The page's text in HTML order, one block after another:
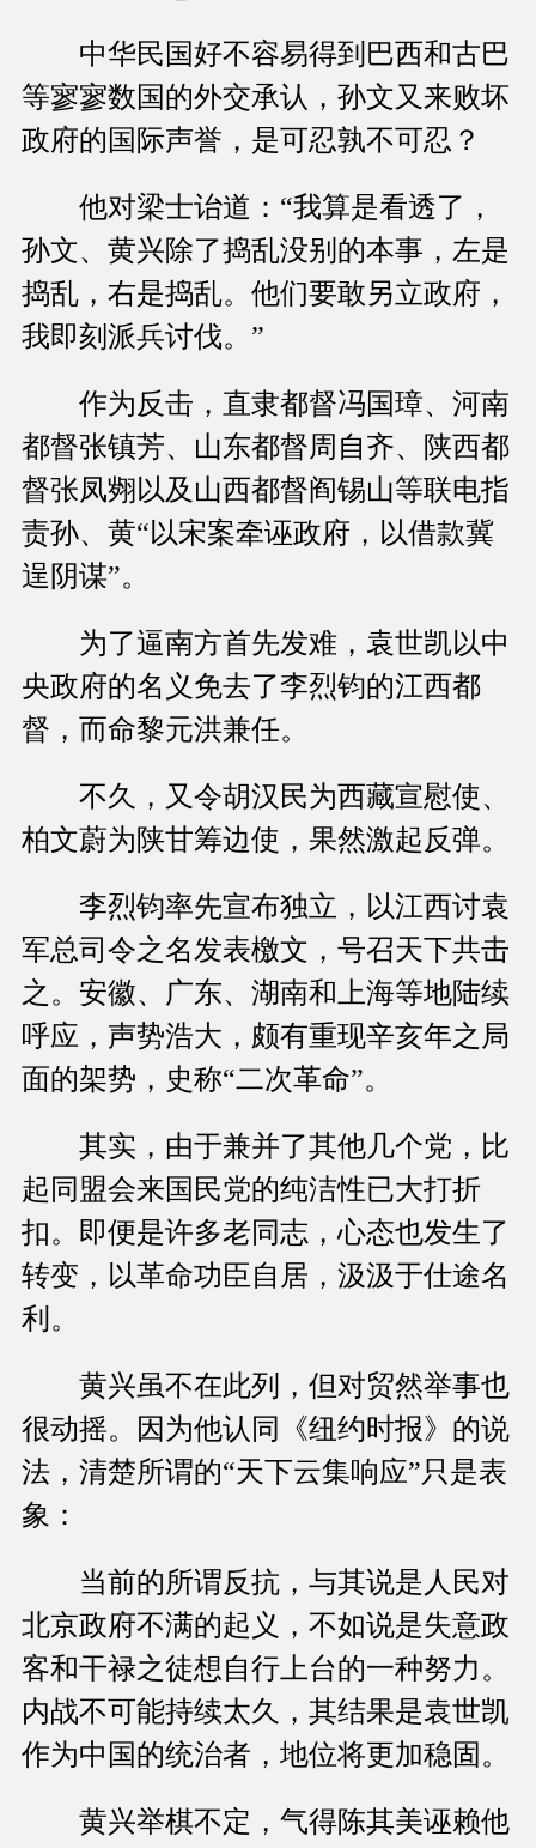
中华民国好不容易得到巴西和古巴
等寥寥数国的外交承认，孙文又来败坏
政府的国际声誉，是可忍孰不可忍？
他对梁士诒道：“我算是看透了，
孙文、黄兴除了捣乱没别的本事，左是
捣乱，右是捣乱。他们要敢另立政府，
我即刻派兵讨伐。”
作为反击，直隶都督冯国璋、河南
都督张镇芳、山东都督周自齐、陕西都
督张凤翙以及山西都督阎锡山等联电指
责孙、黄“以宋案牵诬政府，以借款冀
逞阴谋”。
为了逼南方首先发难，袁世凯以中
央政府的名义免去了李烈钧的江西都
督，而命黎元洪兼任。
不久，又令胡汉民为西藏宣慰使、
柏文蔚为陕甘筹边使，果然激起反弹。
李烈钧率先宣布独立，以江西讨袁
军总司令之名发表檄文，号召天下共击
之。安徽、广东、湖南和上海等地陆续
呼应，声势浩大，颇有重现辛亥年之局
面的架势，史称“二次革命”。
其实，由于兼并了其他几个党，比
起同盟会来国民党的纯洁性已大打折
扣。即便是许多老同志，心态也发生了
转变，以革命功臣自居，汲汲于仕途名
利。
黄兴虽不在此列，但对贸然举事也
很动摇。因为他认同《纽约时报》的说
法，清楚所谓的“天下云集响应”只是表
象：
当前的所谓反抗，与其说是人民对
北京政府不满的起义，不如说是失意政
客和干禄之徒想自行上台的一种努力。
内战不可能持续太久，其结果是袁世凯
作为中国的统治者，地位将更加稳固。
黄兴举棋不定，气得陈其美诬赖他